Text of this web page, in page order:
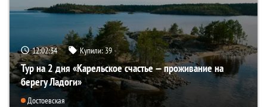
12:02:33 Купили:39
Тур на 2 дня «Карельское счастье — проживание на
берегу Ладоги»
Достоевская